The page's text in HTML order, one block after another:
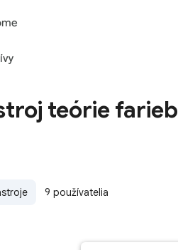
teórie farieb
9 používatelia